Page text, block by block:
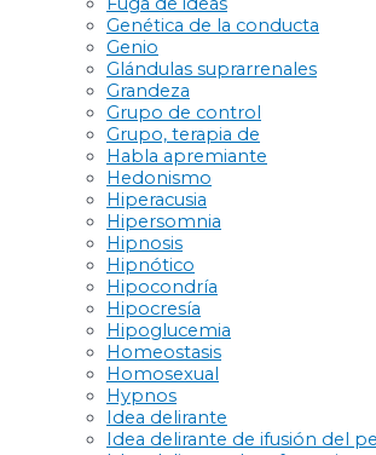
Genética de la conducta
Genio
Glándulas suprarrenales
Grandeza
Grupo de control
Grupo, terapia de
Habla apremiante
Hedonismo
Hiperacusia
Hipersomnia
Hipnosis
Hipnótico
Hipocondría
Hipocresía
Hipoglucemia
Homeostasis
Homosexual
Hypnos
Idea delirante
Idea delirante de ifusión del